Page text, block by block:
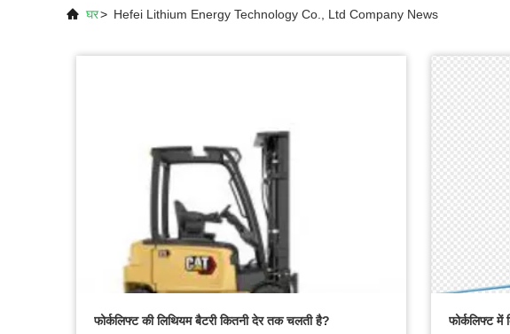
घर> Hefei Lithium Energy Technology Co., Ltd Company News
फोर्कलिफ्ट की लिथियम बैटरी कितनी देर तक चलती है? फोर्कलिफ्ट में